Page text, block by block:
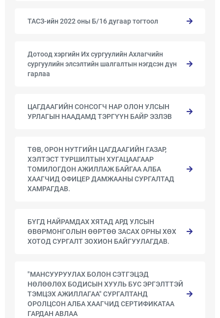
ТАСЗ-ийн 2022 оны Б/16 дугаар тогтоол
Дотоод хэргийн Их сургуулийн Ахлагчийн
сургуулийн элсэлтийн шалгалтын нэгдсэн дүн
гарлаа
ЦАГДААГИЙН СОНСОГЧ НАР ОЛОН УЛСЫН
УРЛАГЫН НААДАМД ТЭРГҮҮН БАЙР ЭЗЛЭВ
ТӨВ, ОРОН НУТГИЙН ЦАГДААГИЙН ГАЗАР,
ХЭЛТЭСТ ТУРШИЛТЫН ХУГАЦААГААР
ТОМИЛОГДОН АЖИЛЛАЖ БАЙГАА АЛБА
ХААГЧИД ОФИЦЕР ДАМЖААНЫ СУРГАЛТАД
ХАМРАГДАВ.
БҮГД НАЙРАМДАХ ХЯТАД АРД УЛСЫН
ӨВӨРМОНГОЛЫН ӨӨРТӨӨ ЗАСАХ ОРНЫ ХӨХ
ХОТОД СУРГАЛТ ЗОХИОН БАЙГУУЛАГДАВ.
"МАНСУУРУУЛАХ БОЛОН СЭТГЭЦЭД
НӨЛӨӨЛӨХ БОДИСЫН ХУУЛЬ БУС ЭРГЭЛТТЭЙ
ТЭМЦЭХ АЖИЛЛАГАА" СУРГАЛТАНД
ОРОЛЦСОН АЛБА ХААГЧИД СЕРТИФИКАТАА
ГАРДАН АВЛАА